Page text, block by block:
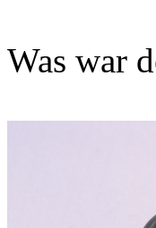
Was war